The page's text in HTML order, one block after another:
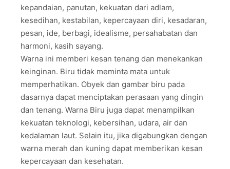
kepandaian, panutan, kekuatan dari adlam,
kesedihan, kestabilan, kepercayaan diri, kesadaran,
pesan, ide, berbagi, idealisme, persahabatan dan
harmoni, kasih sayang.
Warna ini memberi kesan tenang dan menekankan
keinginan. Biru tidak meminta mata untuk
memperhatikan. Obyek dan gambar biru pada
dasarnya dapat menciptakan perasaan yang dingin
dan tenang. Warna Biru juga dapat menampilkan
kekuatan teknologi, kebersihan, udara, air dan
kedalaman laut. Selain itu, jika digabungkan dengan
warna merah dan kuning dapat memberikan kesan
kepercayaan dan kesehatan.